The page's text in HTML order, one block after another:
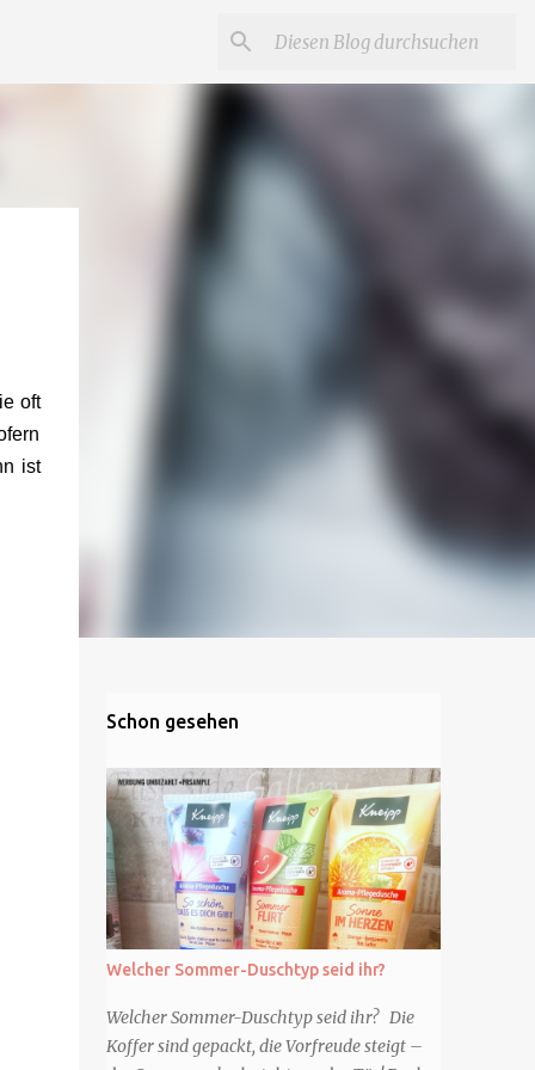
oft
ist
Schon gesehen
Welcher Sommer-Duschtyp seid ihr?
Welcher Sommer-Duschtyp seid ihr? Die
Koffer sind gepackt, die Vorfreude steigt –